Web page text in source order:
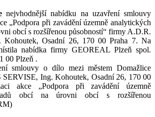
nejvhodnější nabídku na uzavření smlouvy
„Podpora při zavádění územně analytických
obcí s rozšířenou působností“ firmy A.D.R.
Kohoutek, Osadní 26, 170 00 Praha 7. Na
nabídka firmy GEOREAL Plzeň spol.
00 Plzeň .
smlouvy o dílo mezi městem Domažlice
Ing. Kohoutek, Osadní 26, 170 00
akce „Podpora při zavádění územně
obcí na úrovni obcí s rozšířenou